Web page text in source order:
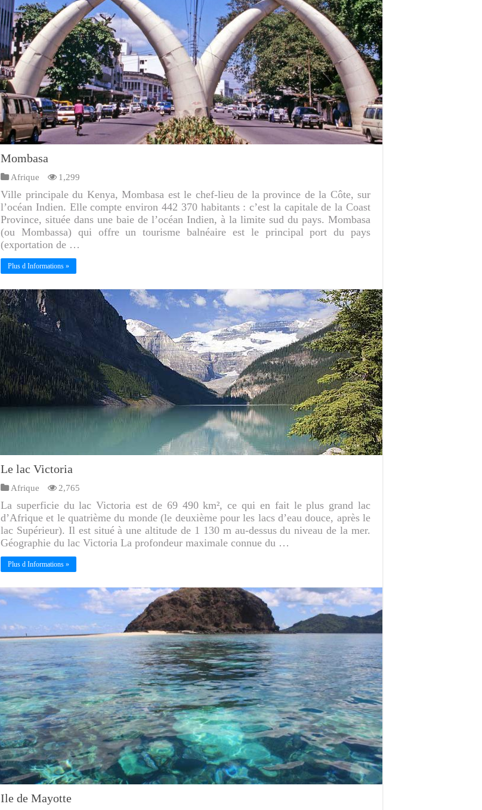
Mombasa
Afrique 1,299
Ville principale du Kenya, Mombasa est le chef-lieu de la province de la Côte, sur
l’océan Indien. Elle compte environ 442 370 habitants : c’est la capitale de la Coast
Province, située dans une baie de l’océan Indien, à la limite sud du pays. Mombasa
(ou Mombassa) qui offre un tourisme balnéaire est le principal port du pays
(exportation de …
Plus d Informations »
Le lac Victoria
Afrique 2,765
La superficie du lac Victoria est de 69 490 km², ce qui en fait le plus grand lac
d’Afrique et le quatrième du monde (le deuxième pour les lacs d’eau douce, après le
lac Supérieur). Il est situé à une altitude de 1 130 m au-dessus du niveau de la mer.
Géographie du lac Victoria La profondeur maximale connue du …
Plus d Informations »
Ile de Mayotte